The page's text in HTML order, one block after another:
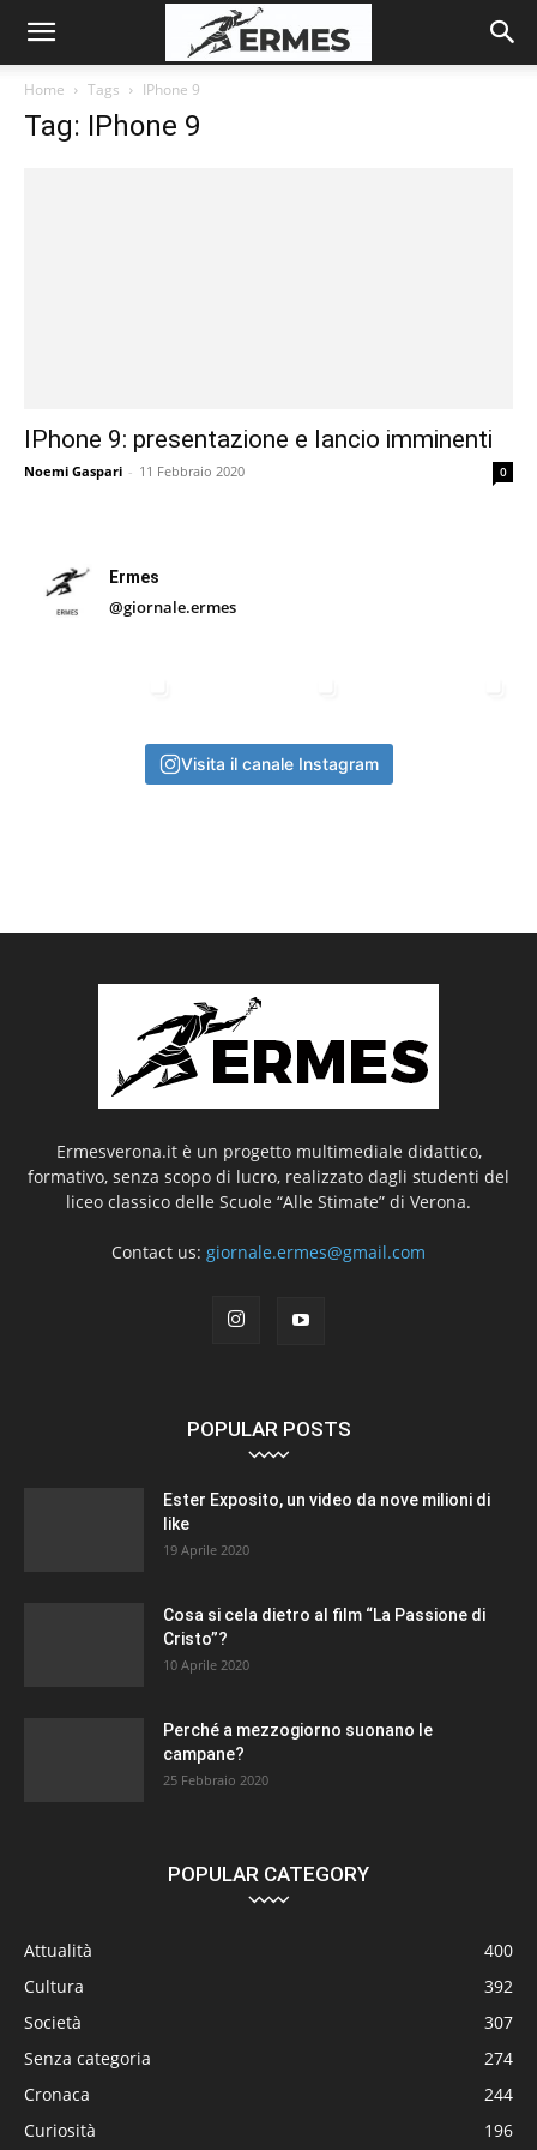
Home Tags IPhone 9
Tag: IPhone 9
IPhone 9: presentazione e lancio imminenti
Noemi Gaspari - 11 Febbraio 2020 0
Ermes
@giornale.ermes
Visita il canale Instagram
Ermesverona.it è un progetto multimediale didattico,
formativo, senza scopo di lucro, realizzato dagli studenti del
liceo classico delle Scuole “Alle Stimate” di Verona.
Contact us: giornale.ermes@gmail.com
POPULAR POSTS
Ester Exposito, un video da nove milioni di
like
19 Aprile 2020
Cosa si cela dietro al film “La Passione di
Cristo”?
10 Aprile 2020
Perché a mezzogiorno suonano le
campane?
25 Febbraio 2020
POPULAR CATEGORY
Attualità
400
Cultura
392
Società
307
Senza categoria
274
Cronaca
244
Curiosità
196